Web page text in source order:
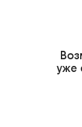
уже